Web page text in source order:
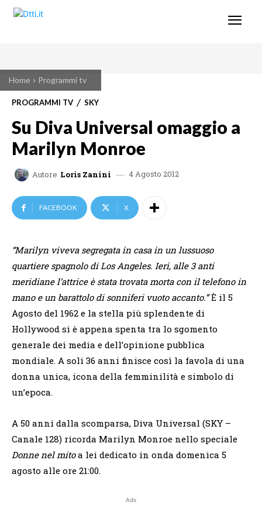
Home Programmi tv
PROGRAMMI TV SKY
Su Diva Universal omaggio a
Marilyn Monroe
Autore Loris Zanini 4 Agosto 2012
FACEBOOK X
“Marilyn viveva segregata in casa in un lussuoso
quartiere spagnolo di Los Angeles. Ieri, alle 3 anti
meridiane l’attrice è stata trovata morta con il telefono in
mano e un barattolo di sonniferi vuoto accanto.”È il 5
Agosto del 1962 e la stella più splendente di
Hollywood si è appena spenta tra lo sgomento
generale dei media e dell’opinione pubblica
mondiale. A soli 36 anni finisce così la favola di una
donna unica, icona della femminilità e simbolo di
un’epoca.
A 50 anni dalla scomparsa, Diva Universal (SKY –
Canale 128) ricorda Marilyn Monroe nello speciale
Donne nel mitoa lei dedicato in onda domenica 5
agosto alle ore 21:00.
Ads